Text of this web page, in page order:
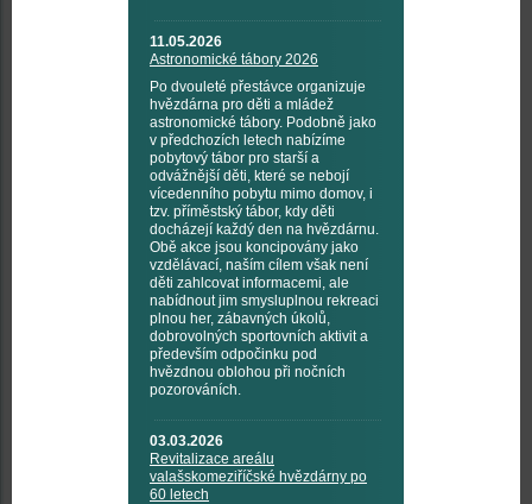
11.05.2026
Astronomické tábory 2026
Po dvouleté přestávce organizuje
hvězdárna pro děti a mládež
astronomické tábory. Podobně jako
v předchozích letech nabízíme
pobytový tábor pro starší a
odvážnější děti, které se nebojí
vícedenního pobytu mimo domov, i
tzv. příměstský tábor, kdy děti
docházejí každý den na hvězdárnu.
Obě akce jsou koncipovány jako
vzdělávací, naším cílem však není
děti zahlcovat informacemi, ale
nabídnout jim smysluplnou rekreaci
plnou her, zábavných úkolů,
dobrovolných sportovních aktivit a
především odpočinku pod
hvězdnou oblohou při nočních
pozorováních.
03.03.2026
Revitalizace areálu
valašskomeziříčské hvězdárny po
60 letech